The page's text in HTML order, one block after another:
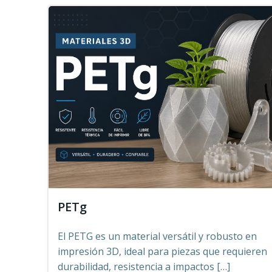
PETg
El PETG es un material versátil y robusto en
impresión 3D, ideal para piezas que requieren
durabilidad, resistencia a impactos […]